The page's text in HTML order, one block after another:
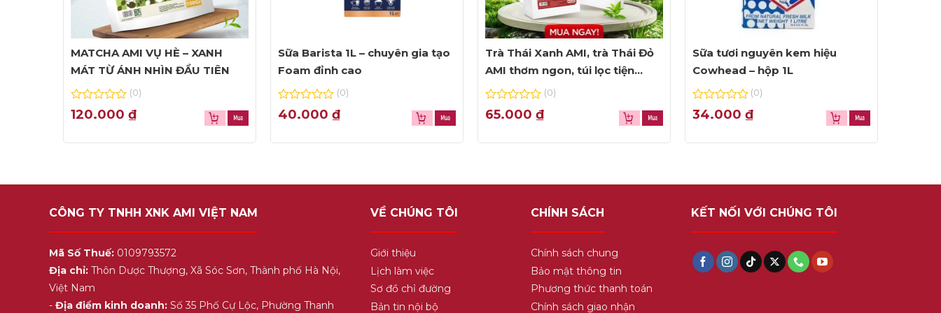
MATCHA AMI VỤ HÈ – XANH
MÁT TỪ ÁNH NHÌN ĐẦU TIÊN
0
out
5
(0)
120.000₫
Sữa Barista 1L – chuyên gia tạo
Foam đỉnh cao
0
out
5
(0)
40.000₫
Trà Thái Xanh AMI, trà Thái Đỏ
AMI thơm ngon, túi lọc tiện
dụng
0
out
5
(0)
65.000 ₫
Sữa tươi nguyên kem hiệu
Cowhead – hộp 1L
0
out
5
(0)
34.000 ₫
CÔNG TY TNHH XNK AMI VIỆT NAM
Mã Số Thuế: 0109793572
Địa chỉ: Thôn Dược Thượng, Xã Sóc Sơn, Thành phố Hà Nội,
Việt Nam
-Địa điểm kinh doanh: Số 35 Phố Cự Lộc, Phường Thanh
VỀ CHÚNG TÔI
Giới thiệu
Lịch làm việc
Sơ đồ chỉ đường
Bản tin nội bộ
CHÍNH SÁCH
Chính sách chung
Bảo mật thông tin
Phương thức thanh toán
Chính sách giao nhận
KẾT NỐI VỚI CHÚNG TÔI